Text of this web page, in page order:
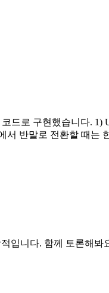
로 구현했습니다. 1)
반말로 전환할 때는
입니다. 함께 토론해봐